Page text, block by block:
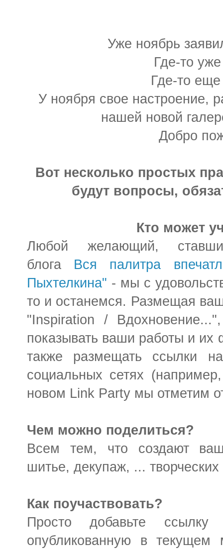
Уже ноябрь
Где-то
Где-то
У ноября свое настроение,
нашей новой
Добро
Вот несколько простых
будут вопросы,
Кто может
Любой желающий,
блога Вся палитра
Пыхтелкина" - мы с
то и останемся. Размещая
"Inspiration /
показывать ваши работы и их
также размещать ссылки
социальных сетях
новом Link Party мы отметим
Чем можно поделиться?
Всем тем, что создают
шитье, декупаж, ...
Как поучаствовать?
Просто добавьте
опубликованную в